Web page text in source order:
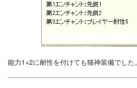
能力1+2に耐性を付けても猫神装備でした。